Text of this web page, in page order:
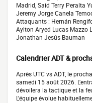
Madrid, Said Terry Peralta
Jeremy Jorge Canela
Attaquants : Hernán
Aylton Aryed Lucas Mazzo
Jonathan Jesús Bauman
Calendrier ADT &
Après UTC vs ADT, le
samedi 15 août 2026.
dévoilera la tactique et la
L'équipe évolue